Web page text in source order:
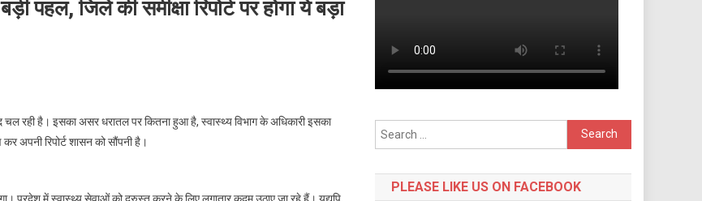
पहल, जिले की समीक्षा रिपोर्ट पर होगा ये बड़ा
चल रही है। इसका असर धरातल पर कितना हुआ है, स्वास्थ्य विभाग के अधिकारी इसका
अपनी रिपोर्ट शासन को सौंपनी है।
प्रदेश में स्वास्थ्य सेवाओं को दुरुस्त करने के लिए लगातार कदम उठाए जा रहे हैं। यद्यपि,
Search
for:
PLEASE LIKE US ON FACEBOOK